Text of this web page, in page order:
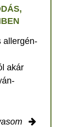
allergén-
akár